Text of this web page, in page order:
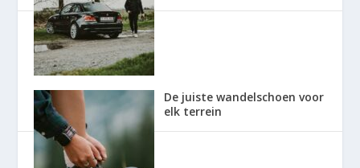
De juiste wandelschoen voor
elk terrein